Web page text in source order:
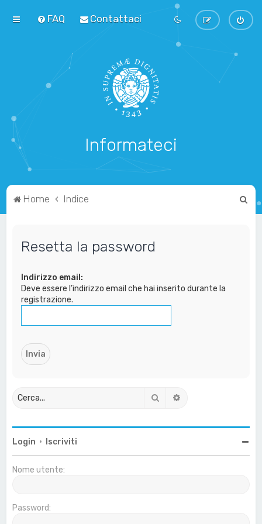
FAQ Contattaci
Informateci
Home Indice
Resetta la password
Indirizzo email:
Deve essere l’indirizzo email che hai inserito durante la
registrazione.
Cerca
Login • Iscriviti
Nome utente:
Password: